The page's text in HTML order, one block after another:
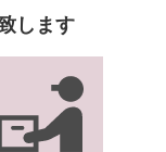
します